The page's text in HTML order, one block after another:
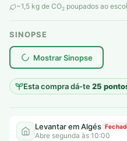
~1,5 kg de CO2 poupados ao
SINOPSE
Mostrar Sinopse
Esta compra dá-te25
plantar árvores reais
Levantar em Algés
Abre segunda às 10:00